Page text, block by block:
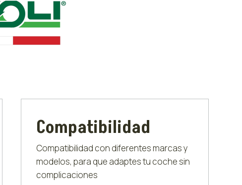
Compatibilidad
Compatibilidad con diferentes marcas y
modelos, para que adaptes tu coche sin
complicaciones